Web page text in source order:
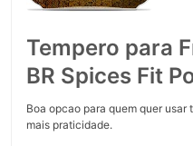
Tempero para
BR Spices Fit
Boa opcao para quem quer
mais praticidade.